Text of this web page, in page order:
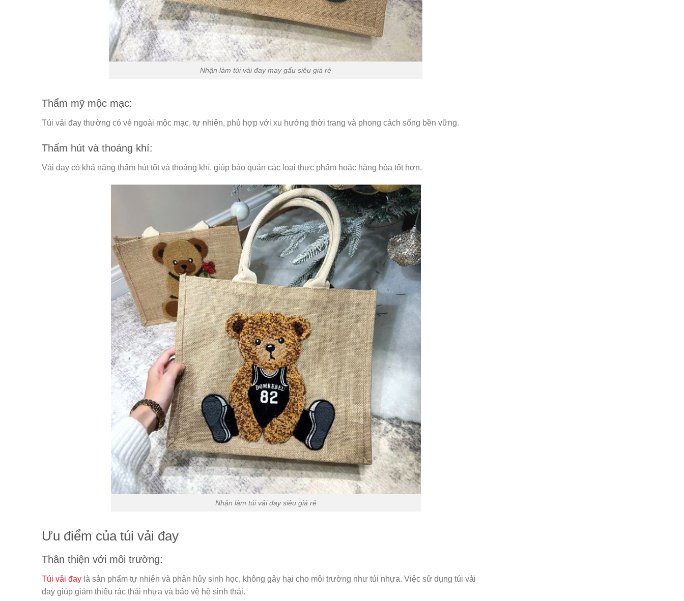
Nhận làm túi vải đay may gấu siêu giá rẻ
Thẩm mỹ mộc mạc:
Túi vải đay thường có vẻ ngoài mộc mạc, tự nhiên, phù hợp với xu hướng thời trang và phong cách sống bền vững.
Thấm hút và thoáng khí:
Vải đay có khả năng thấm hút tốt và thoáng khí, giúp bảo quản các loại thực phẩm hoặc hàng hóa tốt hơn.
Nhận làm túi vải đay siêu giá rẻ
Ưu điểm của túi vải đay
Thân thiện với môi trường:
Túi vải đay là sản phẩm tự nhiên và phân hủy sinh học, không gây hại cho môi trường như túi nhựa. Việc sử dụng túi vải
đay giúp giảm thiểu rác thải nhựa và bảo vệ hệ sinh thái.